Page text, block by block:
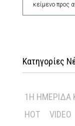
Κατηγορίες
1Η ΗΜΕΡΊΔΑ
HOT
VIDEO